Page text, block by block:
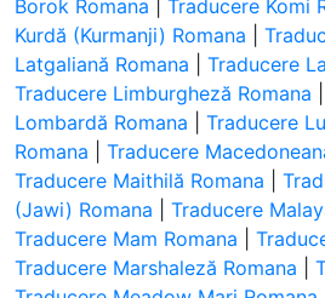
Borok Romana |Traducere Komi
Kurdă (Kurmanji) Romana |
Latgaliană Romana |Traducere
Traducere Limburgheză Romana
Lombardă Romana |Traducere
Romana |Traducere
Traducere Maithilă Romana |
(Jawi) Romana |Traducere
Traducere Mam Romana |
Traducere Marshaleză Romana |